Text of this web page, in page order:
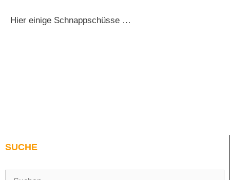
Hier einige Schnappschüsse …
SUCHE